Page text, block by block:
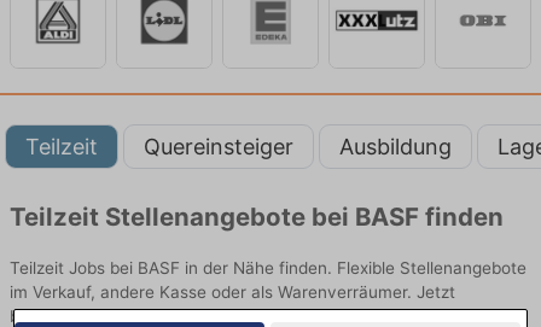
Teilzeit Quereinsteiger Ausbildung
Teilzeit Stellenangebote bei BASF finden
Teilzeit Jobs bei BASF in der Nähe finden. Flexible Stellenangebote
im Verkauf, andere Kasse oder als Warenverräumer. Jetzt
bewerben!